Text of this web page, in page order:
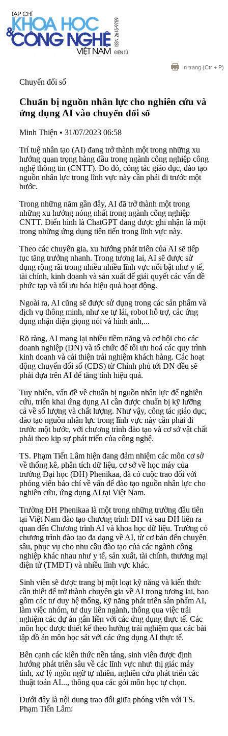
In trang (Ctr + P)
Chuyển đổi số
Chuẩn bị nguồn nhân lực cho nghiên cứu và
ứng dụng AI vào chuyển đổi số
Minh Thiện • 31/07/2023 06:58
Trí tuệ nhân tạo (AI) đang trở thành một trong những xu
hướng quan trọng hàng đầu trong ngành công nghiệp công
nghệ thông tin (CNTT). Do đó, công tác giáo dục, đào tạo
nguồn nhân lực trong lĩnh vực này cần phải đi trước một
bước.
Trong những năm gần đây, AI đã trở thành một trong
những xu hướng nóng nhất trong ngành công nghiệp
CNTT. Điển hình là ChatGPT đang được ghi nhận là một
trong những ứng dụng tiên tiến trong lĩnh vực này.
Theo các chuyên gia, xu hướng phát triển của AI sẽ tiếp
tục tăng trưởng nhanh. Trong tương lai, AI sẽ được sử
dụng rộng rãi trong nhiều nhiều lĩnh vực nổi bật như y tế,
tài chính, kinh doanh và sản xuất để giải quyết các vấn đề
phức tạp và tối ưu hóa hiệu quả hoạt động.
Ngoài ra, AI cũng sẽ được sử dụng trong các sản phẩm và
dịch vụ thông minh, như xe tự lái, robot hỗ trợ, các ứng
dụng nhận diện giọng nói và hình ảnh,...
Rõ ràng, AI mang lại nhiều tiềm năng và cơ hội cho các
doanh nghiệp (DN) và tổ chức để tối ưu hoá các quy trình
kinh doanh và cải thiện trải nghiệm khách hàng. Các hoạt
động chuyển đổi số (CĐS) từ Chính phủ tới DN đều sẽ
phải dựa trên AI để tăng tính hiệu quả.
Tuy nhiên, vấn đề về chuẩn bị nguồn nhân lực để nghiên
cứu, triển khai ứng dụng AI cần được chuẩn bị kỹ lưỡng
cả về số lượng và chất lượng. Như vậy, công tác giáo dục,
đào tạo nguồn nhân lực trong lĩnh vực này cần phải đi
trước một bước, với chương trình đào tạo và cơ sở vật chất
phải theo kịp sự phát triển của công nghệ.
TS. Phạm Tiến Lâm hiện đang đảm nhiệm các môn cơ sở
về thống kê, phân tích dữ liệu, cơ sở về học máy của
trường Đại học (ĐH) Phenikaa, đã có cuộc trao đổi với
phóng viên báo chí về vấn để đào tạo nguồn nhân lực cho
nghiên cứu, ứng dụng AI tại Việt Nam.
Trường ĐH Phenikaa là một trong những trường đầu tiên
tại Việt Nam đào tạo chương trình ĐH và sau ĐH liên ra
quan đến Chương trình AI và khoa học dữ liệu. Trường có
chương trình đào tạo đa dạng về AI, từ cơ bản đến chuyên
sâu, phục vụ cho nhu cầu đào tạo của các ngành công
nghiệp khác nhau như y tế, sản xuất, tài chính, thương mại
điện tử (TMĐT) và nhiều lĩnh vực khác.
Sinh viên sẽ được trang bị một loạt kỹ năng và kiến thức
cần thiết để trở thành chuyên gia về AI trong tương lai, bao
gồm các tư duy hệ thống, kỹ năng phát triển sản phẩm AI,
làm việc nhóm, tư duy liên ngành, thông qua việc trải
nghiệm các dự án gắn liền với các ứng dụng thực tế. Các
môn học được thiết kế theo hướng trải nghiệm qua các bài
tập đồ án môn học sát với các ứng dụng AI thực tế.
Bên cạnh các kiến thức nền tảng, sinh viên được định
hướng phát triển sâu về các lĩnh vực như: thị giác máy
tính, xử lý ngôn ngữ tự nhiên, nghiên cứu phát triển các
thuật toán AI..., thông qua các gói môn học tự chọn.
Dưới đây là nội dung trao đổi giữa phóng viên với TS.
Phạm Tiến Lâm: